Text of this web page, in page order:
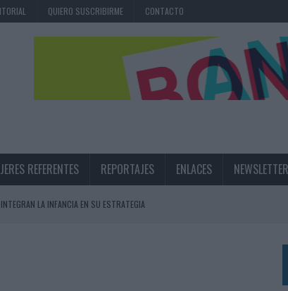
QUIERO SUSCRIBIRME CONTACTO
REFERENTES REPORTAJES ENLACES NEWSLETTER
LA INFANCIA EN SU ESTRATEGIA